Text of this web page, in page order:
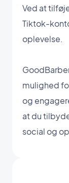
Ved at
Tiktok-
oplevelse.
mulighed
og
at du
social og